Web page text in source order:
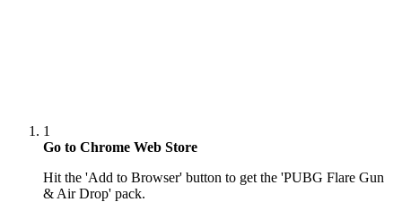
1
Go to Chrome Web Store
Hit the 'Add to Browser' button to get the 'PUBG Flare Gun
& Air Drop' pack.